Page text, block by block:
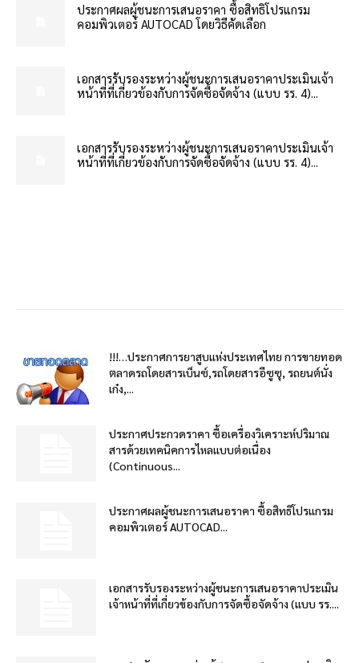
ประกาศผลผู้ชนะการเสนอราคา ซื้อสิทธิโปรแกรม
คอมพิวเตอร์ AUTOCAD โดยวิธีคัดเลือก
เอกสารรับรองระหว่างผู้ชนะการเสนอราคาประเมินเจ้า
หน้าที่ที่เกี่ยวข้องกับการจัดซื้อจัดจ้าง (แบบ รร. 4)...
เอกสารรับรองระหว่างผู้ชนะการเสนอราคาประเมินเจ้า
หน้าที่ที่เกี่ยวข้องกับการจัดซื้อจัดจ้าง (แบบ รร. 4)...
!!!…ประกาศการยาสูบแห่งประเทศไทย การขายทอด
ตลาดรถโดยสารเบ็นซ์,รถโดยสารอีซูซุ, รถยนต์นั่ง
เก๋ง,...
ประกาศประกวดราคา ซื้อเครื่องวิเคราะห์ปริมาณ
สารด้วยเทคนิคการไหลแบบต่อเนื่อง
(Continuous...
ประกาศผลผู้ชนะการเสนอราคา ซื้อสิทธิโปรแกรม
คอมพิวเตอร์ AUTOCAD...
เอกสารรับรองระหว่างผู้ชนะการเสนอราคาประเมิน
เจ้าหน้าที่ที่เกี่ยวข้องกับการจัดซื้อจัดจ้าง (แบบ รร....